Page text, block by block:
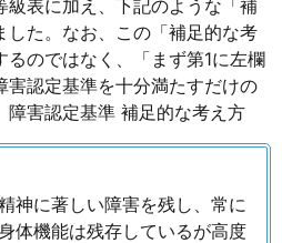
級表に加え、下記のような「補
した。なお、この「補足的な考
るのではなく、「まず第1に左欄
害認定基準を十分満たすだけの
障害認定基準 補足的な考え方
神に著しい障害を残し、常に
体機能は残存しているが高度